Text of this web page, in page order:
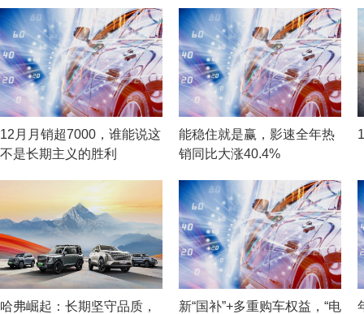
12月月销超7000，谁能说这
不是长期主义的胜利
能稳住就是赢，影速全年热
销同比大涨40.4%
哈弗崛起：长期坚守品质，
新“国补”+多重购车权益，“电